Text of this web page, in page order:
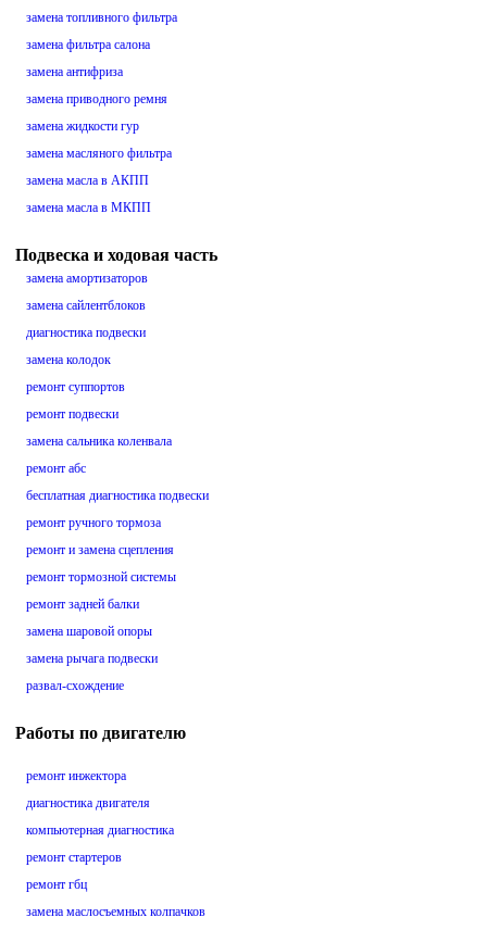
замена топливного фильтра
замена фильтра салона
замена антифриза
замена приводного ремня
замена жидкости гур
замена масляного фильтра
замена масла в АКПП
замена масла в МКПП
Подвеска и ходовая часть
замена амортизаторов
замена сайлентблоков
диагностика подвески
замена колодок
ремонт суппортов
ремонт подвески
замена сальника коленвала
ремонт абс
бесплатная диагностика подвески
ремонт ручного тормоза
ремонт и замена сцепления
ремонт тормозной системы
ремонт задней балки
замена шаровой опоры
замена рычага подвески
развал-схождение
Работы по двигателю
ремонт инжектора
диагностика двигателя
компьютерная диагностика
ремонт стартеров
ремонт гбц
замена маслосъемных колпачков